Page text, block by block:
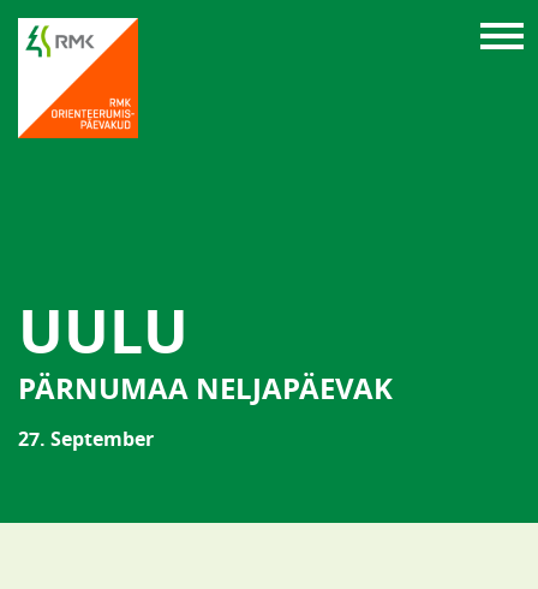
UULU
PÄRNUMAA NELJAPÄEVAK
27. September